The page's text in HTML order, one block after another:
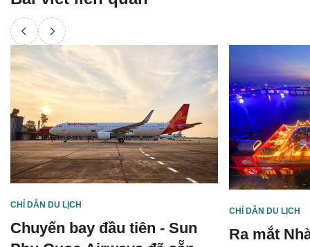
CHỈ DẪN DU LỊCH
Chuyến bay đầu tiên - Sun
CHỈ DẪN DU LỊCH
Ra mắt